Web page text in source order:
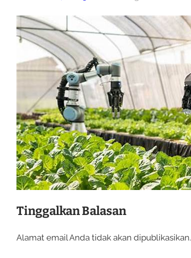
Tinggalkan Balasan
Alamat email Anda tidak akan dipublikasikan.